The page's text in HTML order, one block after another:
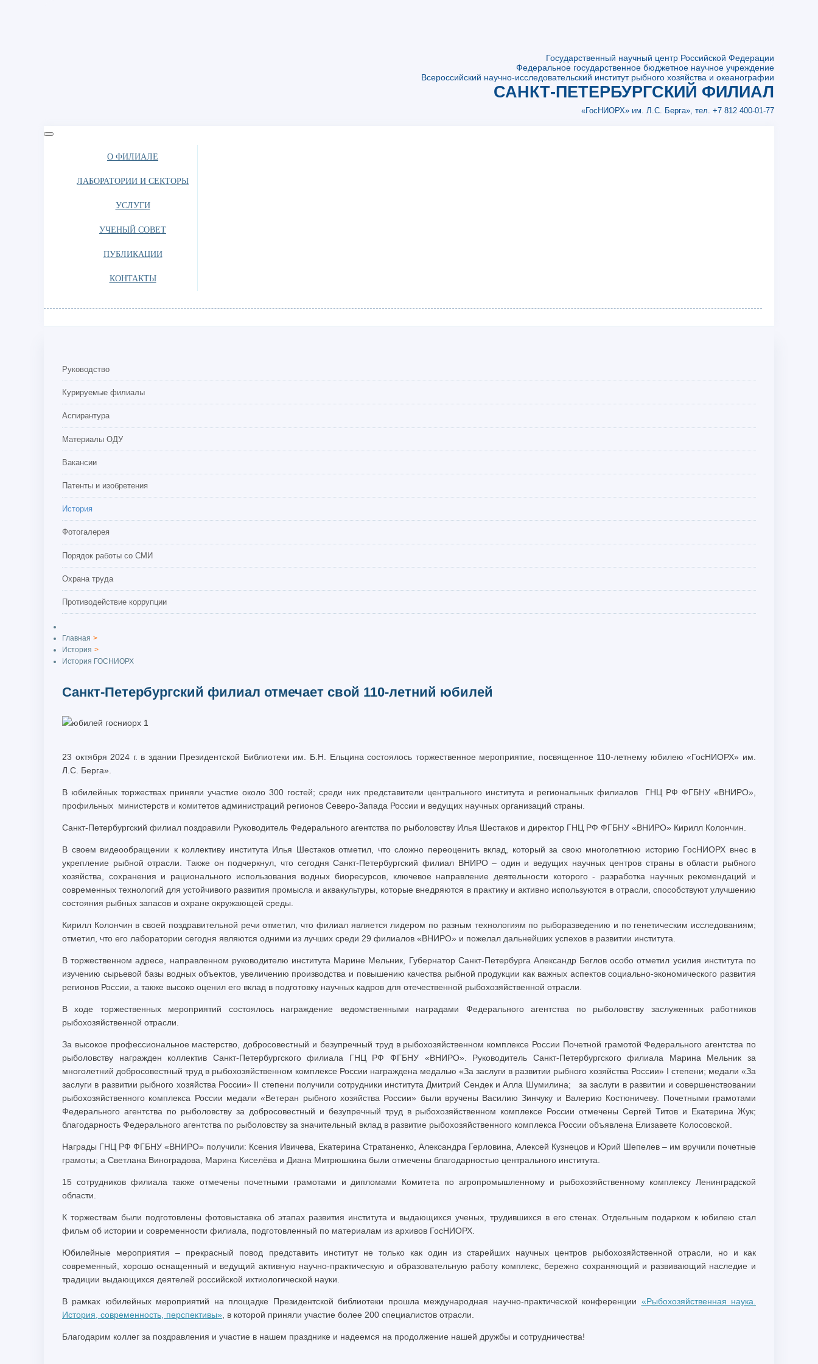
Государственный научный центр Российской Федерации
Федеральное государственное бюджетное научное учреждение
Всероссийский научно-исследовательский институт рыбного хозяйства и океанографии
САНКТ-ПЕТЕРБУРГСКИЙ ФИЛИАЛ
«ГосНИОРХ» им. Л.С. Берга», тел. +7 812 400-01-77
О ФИЛИАЛЕ
ЛАБОРАТОРИИ И СЕКТОРЫ
УСЛУГИ
УЧЕНЫЙ СОВЕТ
ПУБЛИКАЦИИ
КОНТАКТЫ
Руководство
Курируемые филиалы
Аспирантура
Материалы ОДУ
Вакансии
Патенты и изобретения
История
Фотогалерея
Порядок работы со СМИ
Охрана труда
Противодействие коррупции
Главная >
История >
История ГОСНИОРХ
Санкт-Петербургский филиал отмечает свой 110-летний юбилей
23 октября 2024 г. в здании Президентской Библиотеки им. Б.Н. Ельцина состоялось торжественное мероприятие, посвященное 110-летнему юбилею «ГосНИОРХ» им.
Л.С. Берга».
В юбилейных торжествах приняли участие около 300 гостей; среди них представители центрального института и региональных филиалов ГНЦ РФ ФГБНУ «ВНИРО»,
профильных министерств и комитетов администраций регионов Северо-Запада России и ведущих научных организаций страны.
Санкт-Петербургский филиал поздравили Руководитель Федерального агентства по рыболовству Илья Шестаков и директор ГНЦ РФ ФГБНУ «ВНИРО» Кирилл Колончин.
В своем видеообращении к коллективу института Илья Шестаков отметил, что сложно переоценить вклад, который за свою многолетнюю историю ГосНИОРХ внес в
укрепление рыбной отрасли. Также он подчеркнул, что сегодня Санкт-Петербургский филиал ВНИРО – один и ведущих научных центров страны в области рыбного
хозяйства, сохранения и рационального использования водных биоресурсов, ключевое направление деятельности которого - разработка научных рекомендаций и
современных технологий для устойчивого развития промысла и аквакультуры, которые внедряются в практику и активно используются в отрасли, способствуют улучшению
состояния рыбных запасов и охране окружающей среды.
Кирилл Колончин в своей поздравительной речи отметил, что филиал является лидером по разным технологиям по рыборазведению и по генетическим исследованиям;
отметил, что его лаборатории сегодня являются одними из лучших среди 29 филиалов «ВНИРО» и пожелал дальнейших успехов в развитии института.
В торжественном адресе, направленном руководителю института Марине Мельник, Губернатор Санкт-Петербурга Александр Беглов особо отметил усилия института по
изучению сырьевой базы водных объектов, увеличению производства и повышению качества рыбной продукции как важных аспектов социально-экономического развития
регионов России, а также высоко оценил его вклад в подготовку научных кадров для отечественной рыбохозяйственной отрасли.
В ходе торжественных мероприятий состоялось награждение ведомственными наградами Федерального агентства по рыболовству заслуженных работников
рыбохозяйственной отрасли.
За высокое профессиональное мастерство, добросовестный и безупречный труд в рыбохозяйственном комплексе России Почетной грамотой Федерального агентства по
рыболовству награжден коллектив Санкт-Петербургского филиала ГНЦ РФ ФГБНУ «ВНИРО». Руководитель Санкт-Петербургского филиала Марина Мельник за
многолетний добросовестный труд в рыбохозяйственном комплексе России награждена медалью «За заслуги в развитии рыбного хозяйства России» I степени; медали «За
заслуги в развитии рыбного хозяйства России» II степени получили сотрудники института Дмитрий Сендек и Алла Шумилина; за заслуги в развитии и совершенствовании
рыбохозяйственного комплекса России медали «Ветеран рыбного хозяйства России» были вручены Василию Зинчуку и Валерию Костюничеву. Почетными грамотами
Федерального агентства по рыболовству за добросовестный и безупречный труд в рыбохозяйственном комплексе России отмечены Сергей Титов и Екатерина Жук;
благодарность Федерального агентства по рыболовству за значительный вклад в развитие рыбохозяйственного комплекса России объявлена Елизавете Колосовской.
Награды ГНЦ РФ ФГБНУ «ВНИРО» получили: Ксения Ивичева, Екатерина Стратаненко, Александра Герловина, Алексей Кузнецов и Юрий Шепелев – им вручили почетные
грамоты; а Светлана Виноградова, Марина Киселёва и Диана Митрюшкина были отмечены благодарностью центрального института.
15 сотрудников филиала также отмечены почетными грамотами и дипломами Комитета по агропромышленному и рыбохозяйственному комплексу Ленинградской
области.
К торжествам были подготовлены фотовыставка об этапах развития института и выдающихся ученых, трудившихся в его стенах. Отдельным подарком к юбилею стал
фильм об истории и современности филиала, подготовленный по материалам из архивов ГосНИОРХ.
Юбилейные мероприятия – прекрасный повод представить институт не только как один из старейших научных центров рыбохозяйственной отрасли, но и как
современный, хорошо оснащенный и ведущий активную научно-практическую и образовательную работу комплекс, бережно сохраняющий и развивающий наследие и
традиции выдающихся деятелей российской ихтиологической науки.
В рамках юбилейных мероприятий на площадке Президентской библиотеки прошла международная научно-практической конференции «Рыбохозяйственная наука.
История, современность, перспективы» , в которой приняли участие более 200 специалистов отрасли.
Благодарим коллег за поздравления и участие в нашем празднике и надеемся на продолжение нашей дружбы и сотрудничества!